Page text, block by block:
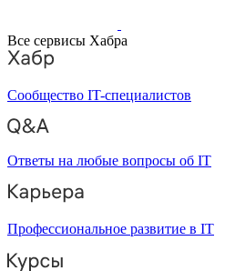
Все сервисы Хабра
Сообщество IT-специалистов
Ответы на любые вопросы об IT
Профессиональное развитие в IT